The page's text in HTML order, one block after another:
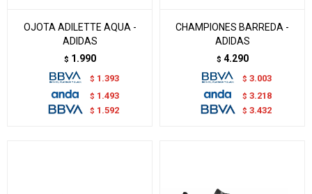
OJOTA ADILETTE AQUA -
ADIDAS
$ 1.990
$ 1.393
$ 1.493
$ 1.592
CHAMPIONES BARREDA -
ADIDAS
$ 4.290
$ 3.003
$ 3.218
$ 3.432